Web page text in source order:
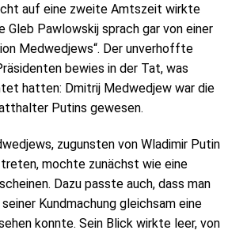
auf eine zweite Amtszeit wirkte
Gleb Pawlowskij sprach gar von einer
Medwedjews“. Der unverhoffte
bewies in der Tat, was
hatten: Dmitrij Medwedjew war die
Putins gewesen.
zugunsten von Wladimir Putin
mochte zunächst wie eine
Dazu passte auch, dass man
Kundmachung gleichsam eine
konnte. Sein Blick wirkte leer, von